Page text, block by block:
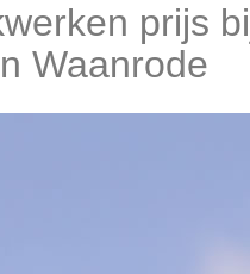
prijs
Waanrode